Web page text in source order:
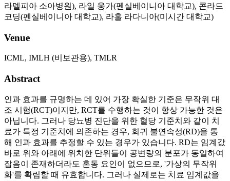
라델피아 소아병원), 라일 웅가(펜실베이니아 대학교), 콘라드
코딩(펜실베이니아 대학교), 라훌 라다니아(미시간 대학교)
Venue
ICML, IMLH (비보관용), TMLR
Abstract
인과 효과를 규명하는 데 있어 가장 확실한 기준은 무작위 대
조 시험(RCT)이지만, RCT를 수행하는 것이 항상 가능한 것은
아닙니다. 그러나 당뇨병 진단을 위한 혈당 기준치와 같이 치
료가 특정 기준치에 의존하는 경우, 회귀 불연속성(RD)을 통
해 인과 효과를 추정할 수 있는 경우가 있습니다. RD는 임계값
바로 위와 아래에 위치한 단위들이 공변량의 분포가 동일하여
잡음이 존재하더라도 혼동 요인이 없으므로, '가상의 무작위
화'를 확립할 때 유효합니다. 그러나 실제로는 치료 임계값을